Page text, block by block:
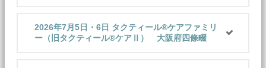
2026年7月5日・6日 タクティール®️ケアファミリ
ー（旧タクティール®ケアⅡ） 大阪府四條畷